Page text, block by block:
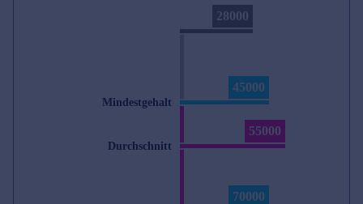
28000
45000
Mindestgehalt
55000
Durchschnitt
70000